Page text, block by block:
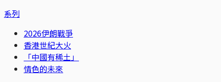
系列
2026伊朗戰爭
香港世紀大火
「中國有稀土」
情色的未來